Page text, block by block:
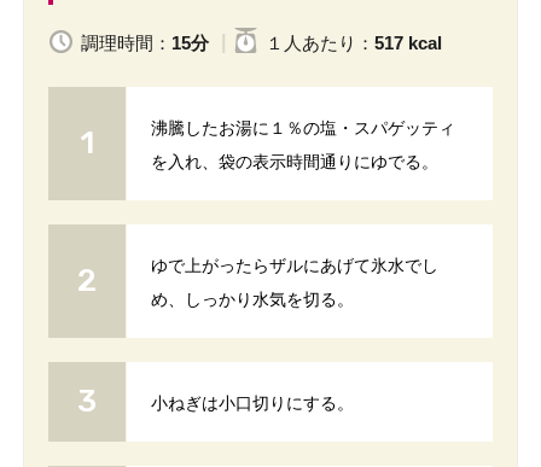
調理時間： 15分 １人 あたり ： 517 kcal
沸騰したお湯に１％の塩・スパゲッティ
を入れ、袋の表示時間通りにゆでる。
ゆで上がったらザルにあげて氷水でし
め、しっかり水気を切る。
小ねぎは小口切りにする。